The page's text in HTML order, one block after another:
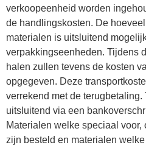
verkoopeenheid worden
de handlingskosten. De
materialen is uitsluitend
verpakkingseenheden. Tijdens
halen zullen tevens de kosten
opgegeven. Deze
verrekend met de
uitsluitend via een
Materialen welke speciaal voor,
zijn besteld en materialen